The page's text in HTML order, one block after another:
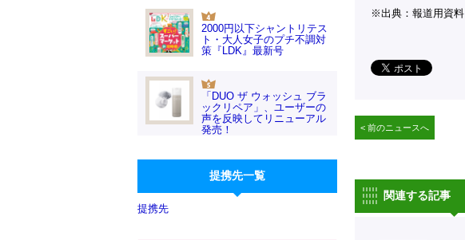
2000円以下シャントリテス
ト・大人女子のプチ不調対
策『LDK』最新号
「DUO ザ ウォッシュ ブラ
ックリペア」、ユーザーの
声を反映してリニューアル
発売！
提携先一覧
提携先
※出典：報道用資料
< 前のニュースへ
関連する記事